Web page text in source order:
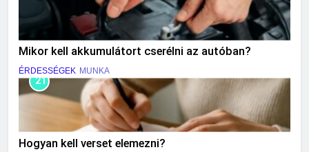
Mikor kell akkumulátort cserélni az autóban?
ÉRDESSÉGEK MUNKA
21
Hogyan kell verset elemezni?